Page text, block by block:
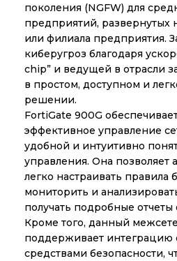
поколения (NGFW) для
предприятий, развернутых
или филиала предприятия.
киберугроз благодаря
chip” и ведущей в отрасли
в простом, доступном и
решении.
FortiGate 900G
эффективное управление
удобной и интуитивно
управления. Она позволяет
легко настраивать правила
мониторить и
получать подробные отчеты
Кроме того, данный
поддерживает интеграцию
средствами безопасности,